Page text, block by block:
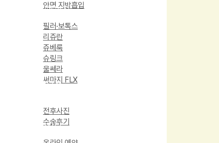
안면 지방흡입
안티에이징
필러·보톡스
리쥬란
쥬베룩
슈링크
울쎄라
써마지 FLX
프로모션
전후사진
수술후기
예약상담